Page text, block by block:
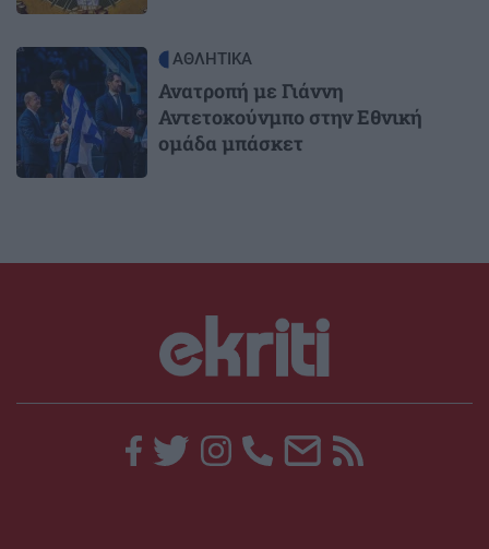
Image ΑΘΛΗΤΙΚΑ
Ανατροπή με Γιάννη
Αντετοκούνμπο στην Εθνική
ομάδα μπάσκετ